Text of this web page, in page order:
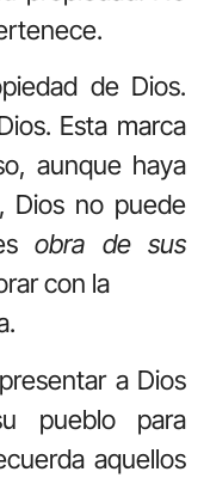
de Dios.
Esta marca
aunque haya
Dios no puede
obra de sus
con la
a Dios
pueblo para
aquellos